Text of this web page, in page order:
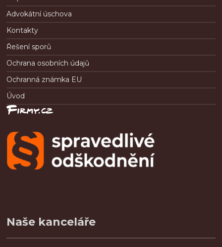
Advokátní úschova
Kontakty
Řešení sporů
Ochrana osobních údajů
Ochranná známka EU
Úvod
Naše kanceláře